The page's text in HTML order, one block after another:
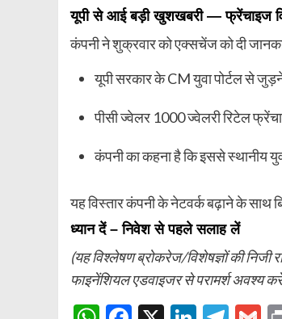
यूपी से आई बड़ी खुशखबरी — फ्रेंचाइज
कंपनी ने शुक्रवार को एक्सचेंज को दी
यूपी सरकार के CM युवा पोर्टल से
पीसी ज्वेलर 1000 ज्वेलरी रिटेल
कंपनी का कहना है कि इससे स्थानीय
यह विस्तार कंपनी के नेटवर्क बढ़ाने के साथ
ध्यान दें – निवेश से पहले सलाह लें
(यह विश्लेषण ब्रोकरेज/विशेषज्ञों की
फाइनेंशियल एडवाइजर से परामर्श अवश्य